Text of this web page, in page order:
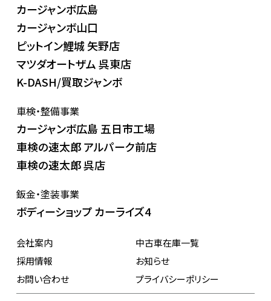
カージャンボ広島
カージャンボ山口
ピットイン鯉城 矢野店
マツダオートザム 呉東店
K-DASH/買取ジャンボ
車検・整備事業
カージャンボ広島 五日市工場
車検の速太郎 アルパーク前店
車検の速太郎 呉店
鈑金・塗装事業
ボディーショップ カーライズ4
会社案内
中古車在庫一覧
採用情報
お知らせ
お問い合わせ
プライバシーポリシー